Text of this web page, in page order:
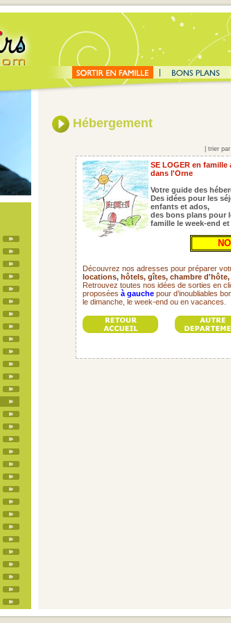
Hébergement
trier
SE LOGER en famille
dans l'Orne
Votre guide des
Des idées pour les
enfants et ados,
des bons plans pour
famille le week-end
Découvrez nos adresses pour préparer
locations, hôtels, gîtes, chambre d'hôte,
Retrouvez toutes nos idées de sorties en
proposées à gauche pour d’inoubliables
le dimanche, le week-end ou en vacances.